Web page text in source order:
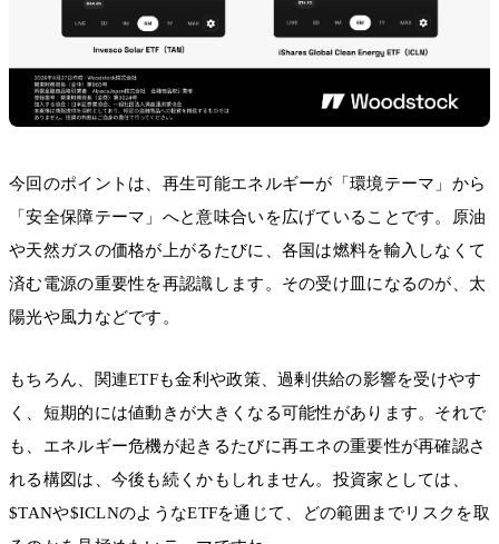
今回のポイントは、再生可能エネルギーが「環境テーマ」から
「安全保障テーマ」へと意味合いを広げていることです。原油
や天然ガスの価格が上がるたびに、各国は燃料を輸入しなくて
済む電源の重要性を再認識します。その受け皿になるのが、太
陽光や風力などです。
もちろん、関連ETFも金利や政策、過剰供給の影響を受けやす
く、短期的には値動きが大きくなる可能性があります。それで
も、エネルギー危機が起きるたびに再エネの重要性が再確認さ
れる構図は、今後も続くかもしれません。投資家としては、
$TANや$ICLNのようなETFを通じて、どの範囲までリスクを取